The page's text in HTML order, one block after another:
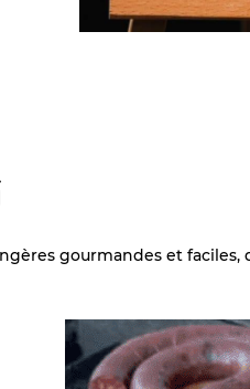
gourmandes et